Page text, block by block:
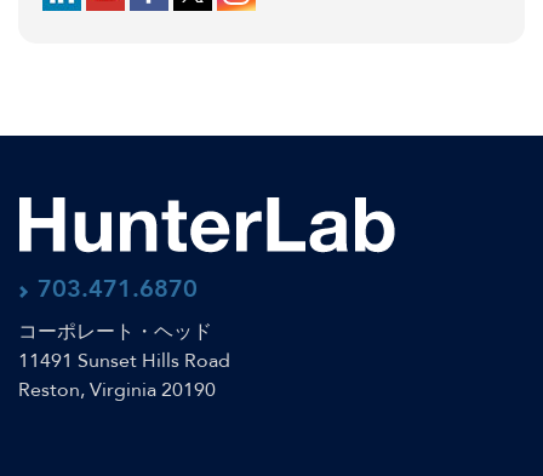
703.471.6870
コーポレート・ヘッド
11491 Sunset Hills Road
Reston, Virginia 20190